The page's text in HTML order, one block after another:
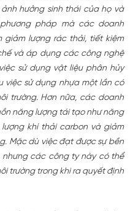
hưởng sinh thái của họ và
pháp mà các doanh
lượng rác thải, tiết kiệm
và áp dụng các công nghệ
sử dụng vật liệu phân hủy
việc sử dụng nhựa một lần có
trường. Hơn nữa, các doanh
năng lượng tái tạo như năng
khí thải carbon và giảm
Mặc dù việc đạt được sự bền
nhưng các công ty này có thể
trường trong khi ra quyết định